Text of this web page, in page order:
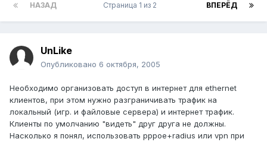
НАЗАД ВПЕРЁД
Страница 1 из 2
UnLike
Опубликовано 6 октября, 2005
Необходимо организовать доступ в интернет для ethernet
клиентов, при этом нужно разграничивать трафик на
локальный (игр. и файловые сервера) и интернет трафик.
Клиенты по умолчанию "видеть" друг друга не должны.
Насколько я понял, использовать pppoe+radius или vpn при